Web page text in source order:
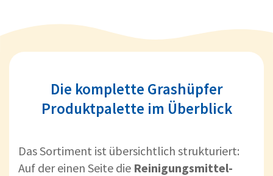
Die komplette Grashüpfer
Produktpalette im Überblick
Das Sortiment ist übersichtlich strukturiert:
Auf der einen Seite die Reinigungsmittel-